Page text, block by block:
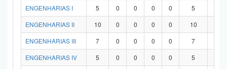
ENGENHARIAS I
5 0 0 0 0 5
ENGENHARIAS II
10 0 0 0 0 10
ENGENHARIAS III
7 0 0 0 0 7
ENGENHARIAS IV
5 0 0 0 0 5